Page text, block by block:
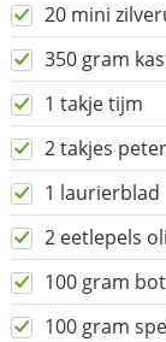
20 mini
350 gram
1 takje tijm
2 takjes
1 laurierblad
2 eetlepels
100 gram
100 gram